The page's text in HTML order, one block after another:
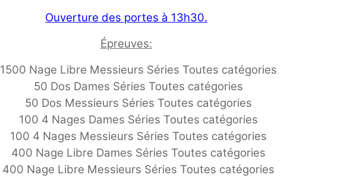
Ouverture des portes à 13h30.
Épreuves:
1500 Nage Libre Messieurs Séries Toutes catégories
50 Dos Dames Séries Toutes catégories
50 Dos Messieurs Séries Toutes catégories
100 4 Nages Dames Séries Toutes catégories
100 4 Nages Messieurs Séries Toutes catégories
400 Nage Libre Dames Séries Toutes catégories
400 Nage Libre Messieurs Séries Toutes catégories